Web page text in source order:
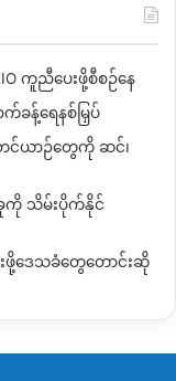
ကူညီပေးဖို့စီစဉ်နေ
ခန့်ရေနစ်မြှပ်
တင်ယာဉ်တွေကို ဆင်၊
ကို သိမ်းပိုက်နိုင်
ဖို့ဒေသခံတွေတောင်းဆို